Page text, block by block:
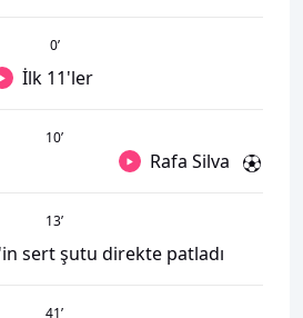
0’
İlk 11'ler
10’
Rafa Silva
13’
sert şutu direkte patladı
41’